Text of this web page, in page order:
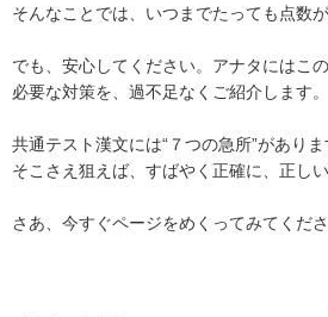
そんなことでは、いつまでたっても点数
でも、安心してください。アナタにはこ
必要な対策を、過不足なくご紹介します。
共通テスト漢文には“７つの急所”がありま
そこさえ狙えば、すばやく正確に、正し
さあ、今すぐページをめくってみてくださ